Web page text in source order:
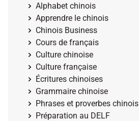
Alphabet chinois
Apprendre le chinois
Chinois Business
Cours de français
Culture chinoise
Culture française
Écritures chinoises
Grammaire chinoise
Phrases et proverbes chinois
Préparation au DELF